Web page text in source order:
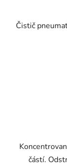
Čistič
částí.